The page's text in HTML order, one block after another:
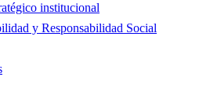
institucional
y Responsabilidad Social